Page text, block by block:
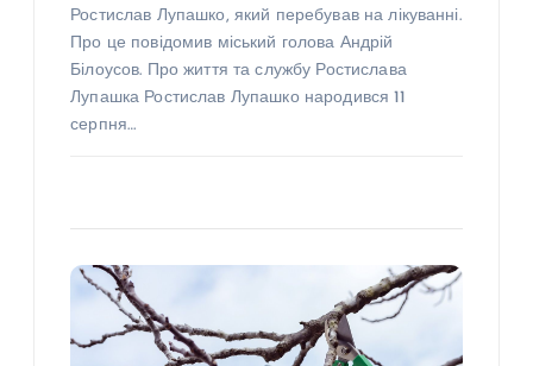
Ростислав Лупашко, який перебував на лікуванні.
Про це повідомив міський голова Андрій
Білоусов. Про життя та службу Ростислава
Лупашка Ростислав Лупашко народився 11
серпня…